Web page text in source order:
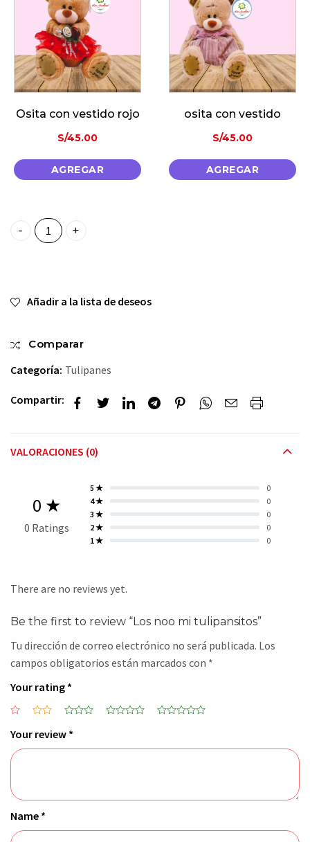
con vestido rojo
AGREGAR
osita con vestido
AGREGAR
Los noo mi tulipansitos quantity
Añadir a la lista de deseos
Comparar
Categoría: Tulipanes
Compartir:
VALORACIONES (0)
0 ★
0 Ratings
5 ★
0
4 ★
0
3 ★
0
2 ★
0
1 ★
0
There are no reviews yet.
Be the first to review “Los noo mi tulipansitos”
Tu dirección de correo electrónico no será publicada. Los
campos obligatorios están marcados con *
Your rating *
Your review *
Name *